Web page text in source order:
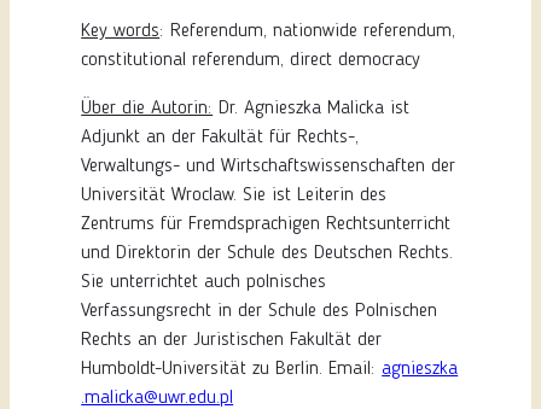
Key words: Referendum, nationwide referendum,
constitutional referendum, direct democracy
Über die Autorin: Dr. Agnieszka Malicka ist
Adjunkt an der Fakultät für Rechts-,
Verwaltungs- und Wirtschaftswissenschaften der
Universität Wroclaw. Sie ist Leiterin des
Zentrums für Fremdsprachigen Rechtsunterricht
und Direktorin der Schule des Deutschen Rechts.
Sie unterrichtet auch polnisches
Verfassungsrecht in der Schule des Polnischen
Rechts an der Juristischen Fakultät der
Humboldt-Universität zu Berlin.Email: agnieszka
.malicka@uwr.edu.pl